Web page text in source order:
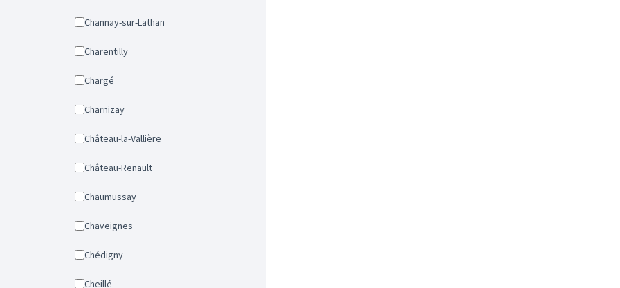
Channay-sur-Lathan
Charentilly
Chargé
Charnizay
Château-la-Vallière
Château-Renault
Chaumussay
Chaveignes
Chédigny
Cheillé